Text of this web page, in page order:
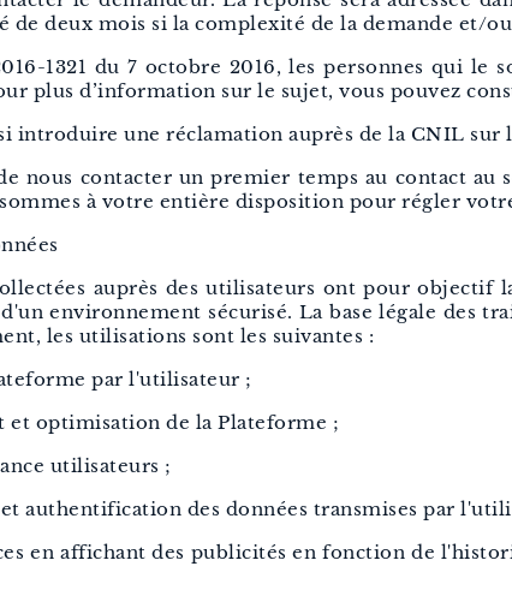
de deux mois si la complexité de la demande et/
1321 du 7 octobre 2016, les personnes qui le
plus d’information sur le sujet, vous pouvez
introduire une réclamation auprès de la CNIL
nous contacter un premier temps au contact
à votre entière disposition pour régler
auprès des utilisateurs ont pour objectif
environnement sécurisé. La base légale des
les utilisations sont les suivantes :
par l'utilisateur ;
optimisation de la Plateforme ;
utilisateurs ;
authentification des données transmises par
en affichant des publicités en fonction de